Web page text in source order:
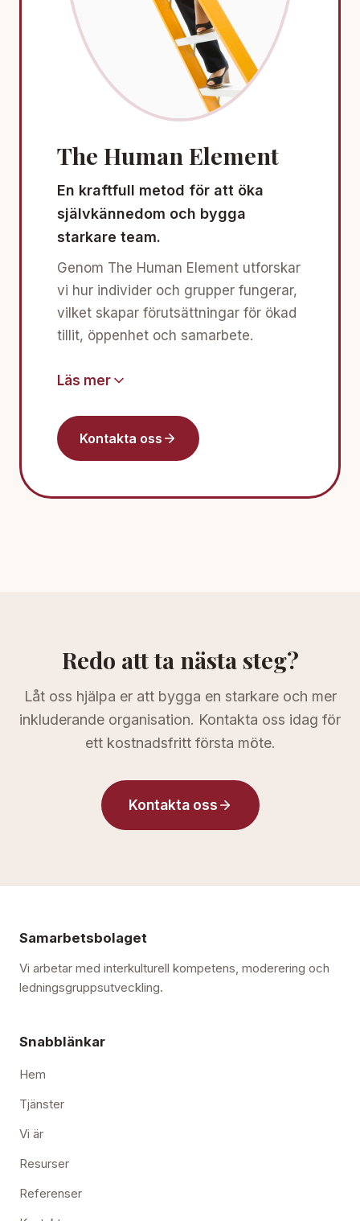
The Human Element
En kraftfull metod för att öka
självkännedom och bygga
starkare team.
Genom The Human Element utforskar
vi hur individer och grupper fungerar,
vilket skapar förutsättningar för ökad
tillit, öppenhet och samarbete.
Läs mer
Kontakta oss
Redo att ta nästa steg?
Låt oss hjälpa er att bygga en starkare och mer
inkluderande organisation. Kontakta oss idag för
ett kostnadsfritt första möte.
Kontakta oss
Samarbetsbolaget
Vi arbetar med interkulturell kompetens, moderering och
ledningsgruppsutveckling.
Snabblänkar
Hem
Tjänster
Vi är
Resurser
Referenser